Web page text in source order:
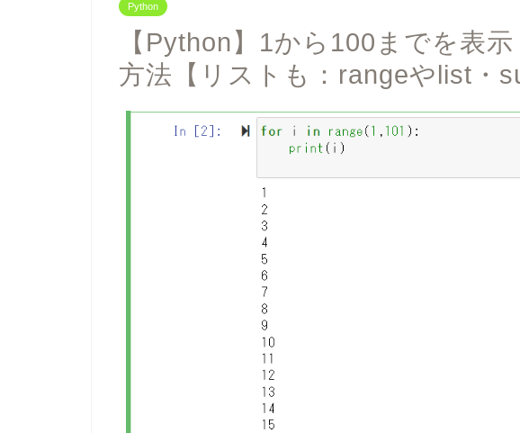
Python
【Python】1から100までを表
方法【リストも：rangeやlist・